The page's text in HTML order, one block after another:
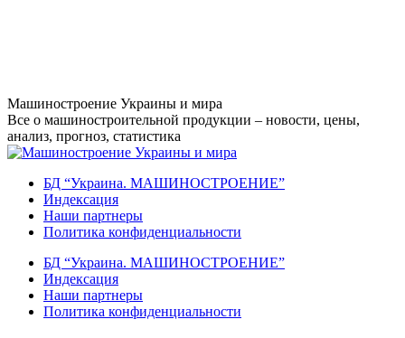
Перейти
к
содержанию
Машиностроение Украины и мира
Все о машиностроительной продукции – новости, цены,
анализ, прогноз, статистика
БД “Украина. МАШИНОСТРОЕНИЕ”
Индекcация
Наши партнеры
Политика конфиденциальности
БД “Украина. МАШИНОСТРОЕНИЕ”
Индекcация
Наши партнеры
Политика конфиденциальности